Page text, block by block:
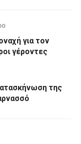
για τον
γέροντες
της